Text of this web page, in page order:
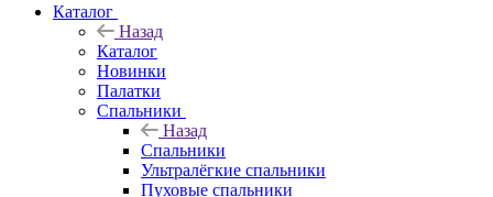
Каталог
Назад
Каталог
Новинки
Палатки
Спальники
Назад
Спальники
Ультралёгкие спальники
Пуховые спальники